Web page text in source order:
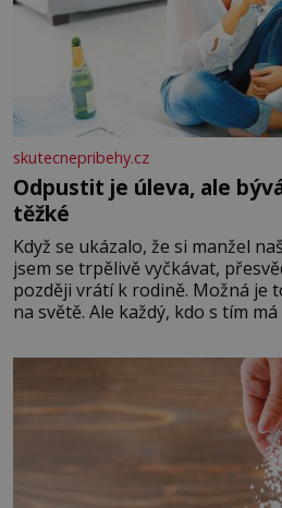
skutecnepribehy.cz
Odpustit je úleva, ale
těžké
Když se ukázalo, že si manžel
jsem se trpělivě vyčkávat,
později vrátí k rodině. Možná je
na světě. Ale každý, kdo s tím
Když se ke mně doneslo, že si